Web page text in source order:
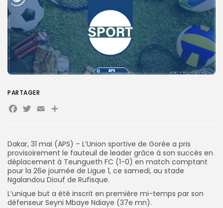
Search
for:
Search
Button
FR
Dakar, 31 mai (APS) – L’Union sportive de Gorée a pris
provisoirement le fauteuil de leader grâce à son succès en
déplacement à Teungueth FC (1-0) en match comptant
pour la 26e journée de Ligue 1, ce samedi, au stade
Ngalandou Diouf de Rufisque.
L’unique but a été inscrit en première mi-temps par son
défenseur Seyni Mbaye Ndiaye (37e mn).
PARTAGER
Facebook
Twitter
EmailPartager